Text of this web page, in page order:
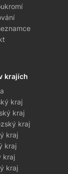
krajích
kraj
kraj
kraj
kraj
kraj
kraj
kraj